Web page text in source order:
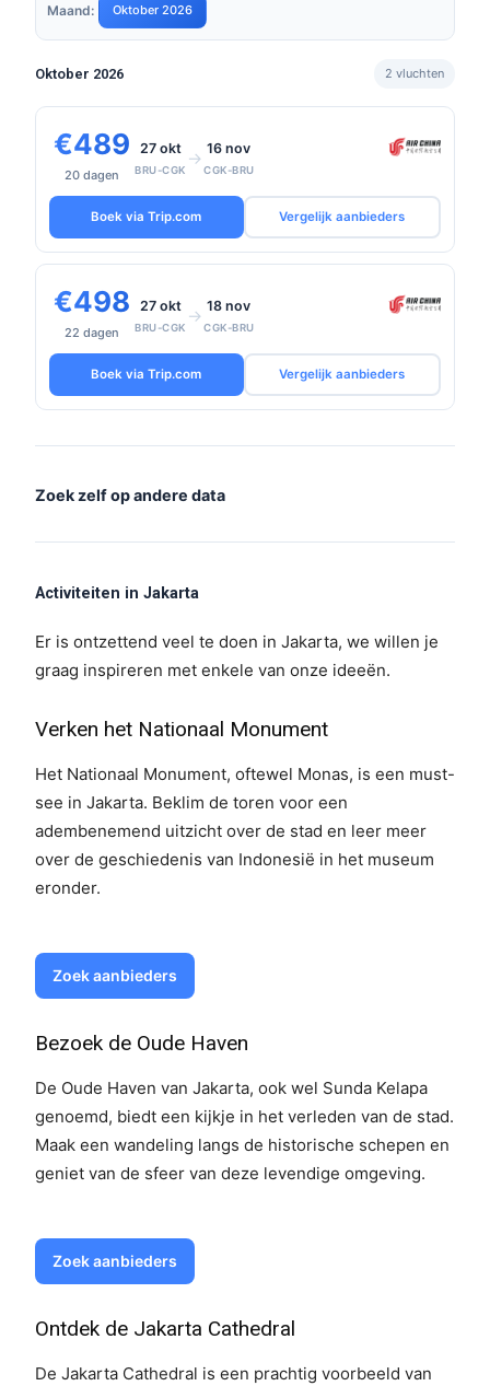
Maand: Oktober 2026
Oktober 2026 2 vluchten
€489
20 dagen
27 okt
BRU-CGK
→ 16 nov
CGK-BRU
Boek via Trip.com Vergelijk aanbieders
€498
22 dagen
27 okt
BRU-CGK
→ 18 nov
CGK-BRU
Boek via Trip.com Vergelijk aanbieders
Zoek zelf op andere data
Activiteiten in Jakarta
Er is ontzettend veel te doen in Jakarta, we willen je
graag inspireren met enkele van onze ideeën.
Verken het Nationaal Monument
Het Nationaal Monument, oftewel Monas, is een must-
see in Jakarta. Beklim de toren voor een
adembenemend uitzicht over de stad en leer meer
over de geschiedenis van Indonesië in het museum
eronder.
Zoek aanbieders
Bezoek de Oude Haven
De Oude Haven van Jakarta, ook wel Sunda Kelapa
genoemd, biedt een kijkje in het verleden van de stad.
Maak een wandeling langs de historische schepen en
geniet van de sfeer van deze levendige omgeving.
Zoek aanbieders
Ontdek de Jakarta Cathedral
De Jakarta Cathedral is een prachtig voorbeeld van